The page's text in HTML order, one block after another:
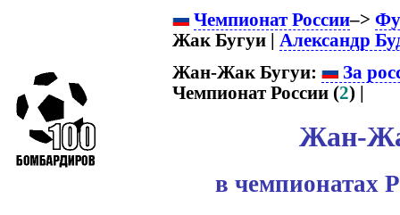
Чемпионат России–>
Жак Бугуи | Александр
Жан-Жак Бугуи:
За
Чемпионат России (2) |
Жан-
в чемпионатах